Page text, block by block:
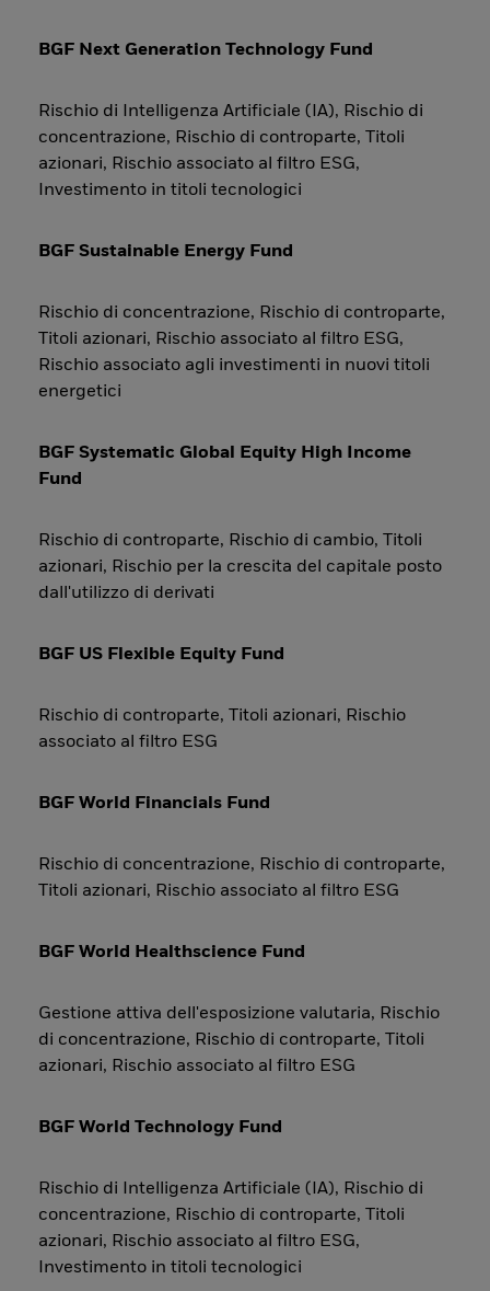
BGF Next Generation Technology Fund
Rischio di Intelligenza Artificiale (IA), Rischio di
concentrazione, Rischio di controparte, Titoli
azionari, Rischio associato al filtro ESG,
Investimento in titoli tecnologici
BGF Sustainable Energy Fund
Rischio di concentrazione, Rischio di controparte,
Titoli azionari, Rischio associato al filtro ESG,
Rischio associato agli investimenti in nuovi titoli
energetici
BGF Systematic Global Equity High Income
Fund
Rischio di controparte, Rischio di cambio, Titoli
azionari, Rischio per la crescita del capitale posto
dall'utilizzo di derivati
BGF US Flexible Equity Fund
Rischio di controparte, Titoli azionari, Rischio
associato al filtro ESG
BGF World Financials Fund
Rischio di concentrazione, Rischio di controparte,
Titoli azionari, Rischio associato al filtro ESG
BGF World Healthscience Fund
Gestione attiva dell'esposizione valutaria, Rischio
di concentrazione, Rischio di controparte, Titoli
azionari, Rischio associato al filtro ESG
BGF World Technology Fund
Rischio di Intelligenza Artificiale (IA), Rischio di
concentrazione, Rischio di controparte, Titoli
azionari, Rischio associato al filtro ESG,
Investimento in titoli tecnologici